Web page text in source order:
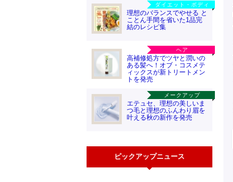
ダイエット・ボディ
理想のバランスでやせる と
ことん手間を省いた1品完
結のレシピ集
ヘア
高補修処方でツヤと潤いの
ある髪へ！オブ・コスメテ
ィックスが新トリートメン
トを発売
メークアップ
エテュセ、理想の美しいま
つ毛と理想のふんわり眉を
叶える秋の新作を発売
ピックアップニュース